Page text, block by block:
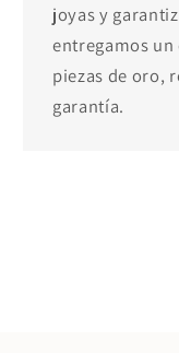
joyas y
entregamos
piezas de oro,
garantía.